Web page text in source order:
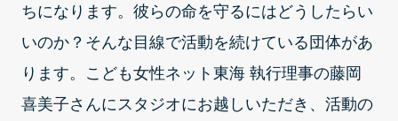
ちになります。彼らの命を守るにはどうしたらい
いのか？そんな目線で活動を続けている団体があ
ります。こども女性ネット東海 執行理事の藤岡
喜美子さんにスタジオにお越しいただき、活動の